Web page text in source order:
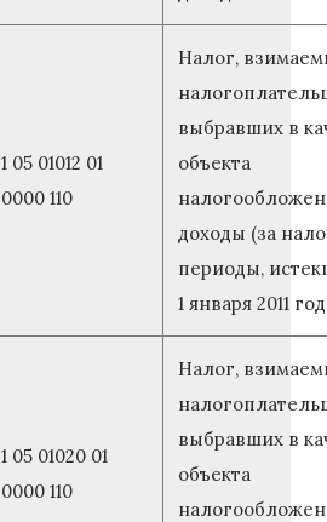
1 05 01012 01
0000 110
Налог,
выбравших в
объекта
доходы (за
периоды,
1 января 2011
1 05 01020 01
0000 110
Налог,
выбравших в
объекта